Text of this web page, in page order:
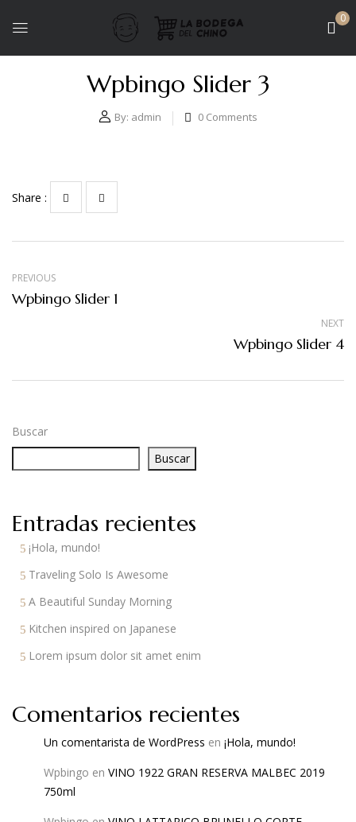
0
Wpbingo Slider 3
By: admin 0 Comments
Buscar
Buscar
Entradas recientes
¡Hola, mundo!
Traveling Solo Is Awesome
A Beautiful Sunday Morning
Kitchen inspired on Japanese
Lorem ipsum dolor sit amet enim
Comentarios recientes
Un comentarista de WordPress en ¡Hola, mundo!
Wpbingo en VINO 1922 GRAN RESERVA MALBEC 2019
750ml
Share :
PREVIOUS
Wpbingo Slider 1
NEXT
Wpbingo Slider 4